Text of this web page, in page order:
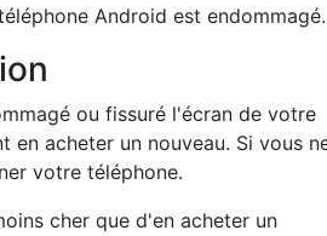
Android est endommagé.
ou fissuré l'écran de votre
acheter un nouveau. Si vous
votre téléphone.
cher que d'en acheter un